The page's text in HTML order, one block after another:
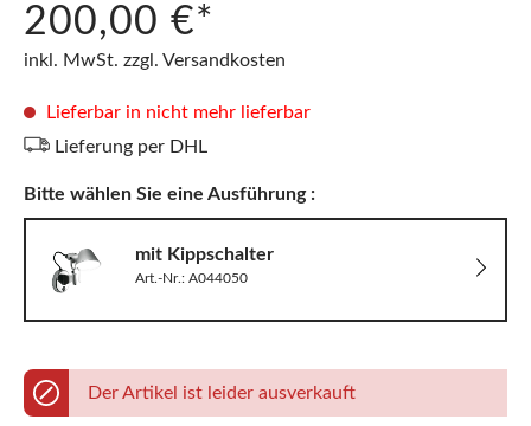
200,00 €*
inkl. MwSt. zzgl. Versandkosten
Lieferbar in nicht mehr lieferbar
Lieferung per DHL
Bitte wählen Sie eine Ausführung :
mit Kippschalter
Art.-Nr.: A044050
Der Artikel ist leider ausverkauft